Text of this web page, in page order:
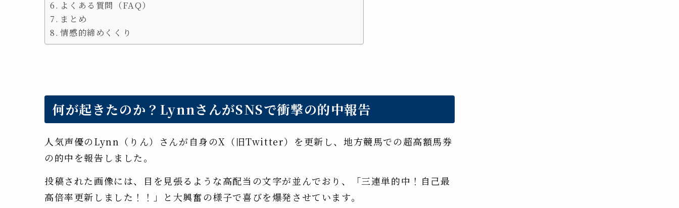
よくある質問（FAQ）
まとめ
情感的締めくくり
何が起きたのか？LynnさんがSNSで衝撃の的中報告
人気声優のLynn（りん）さんが自身のX（旧Twitter）を更新し、地方競馬での超高額馬券
の的中を報告しました。
投稿された画像には、目を見張るような高配当の文字が並んでおり、「三連単的中！自己最
高倍率更新しました！！」と大興奮の様子で喜びを爆発させています。